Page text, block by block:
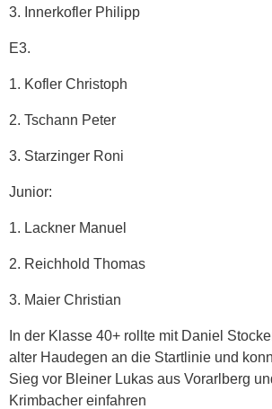
3. Innerkofler Philipp
E3.
1. Kofler Christoph
2. Tschann Peter
3. Starzinger Roni
Junior:
1. Lackner Manuel
2. Reichhold Thomas
3. Maier Christian
In der Klasse 40+ rollte mit Daniel
alter Haudegen an die Startlinie und
Sieg vor Bleiner Lukas aus Vorarlberg
Krimbacher einfahren